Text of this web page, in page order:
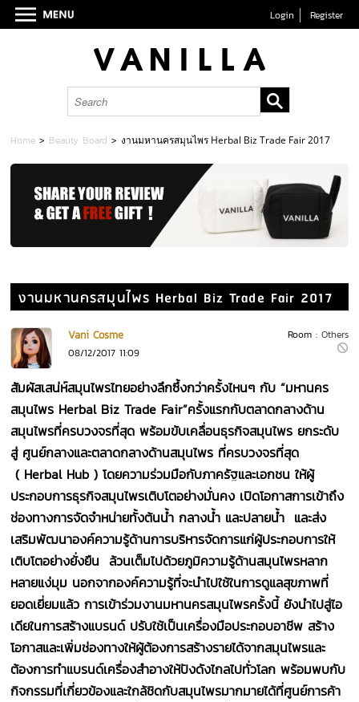
Login Register
Home > Beauty Board > งานมหานครสมุนไพร Herbal Biz Trade Fair 2017
งานมหานครสมุนไพร Herbal Biz Trade Fair 2017
Room : Others
Vani Cosme
08/12/2017 11:09
สัมผัสเสน่ห์สมุนไพรไทยอย่างลึกซึ้งกว่าครั้งไหนๆ กับ “มหานคร
สมุนไพร Herbal Biz Trade Fair”ครั้งแรกกับตลาดกลางด้าน
สมุนไพรที่ครบวงจรที่สุด พร้อมขับเคลื่อนธุรกิจสมุนไพร ยกระดับ
สู่ ศูนย์กลางและตลาดกลางด้านสมุนไพร ที่ครบวงจรที่สุด
( Herbal Hub)โดยความร่วมมือกับภาครัฐและเอกชน ให้ผู้
ประกอบการธุรกิจสมุนไพรเติบโตอย่างมั่นคง เปิดโอกาสการเข้าถึง
ช่องทางการจัดจำหน่ายทั้งต้นน้ำ กลางน้ำ และปลายน้ำ และส่ง
เสริมพัฒนาองค์ความรู้ด้านการบริหารจัดการแก่ผู้ประกอบการให้
เติบโตอย่างยั่งยืน ล้วนเต็มไปด้วยภูมิความรู้ด้านสมุนไพรหลาก
หลายแง่มุม นอกจากองค์ความรู้ที่จะนำไปใช้ในการดูแลสุขภาพที่
ยอดเยี่ยมแล้ว การเข้าร่วมงานมหานครสมุนไพรครั้งนี้ ยังนำไปสู่ไอ
เดียในการสร้างแบรนด์ ปรับใช้เป็นเครื่องมือประกอบอาชีพ สร้าง
โอกาสและเพิ่มช่องทางให้ผู้ต้องการสร้างรายได้จากสมุนไพรและ
ต้องการทำแบรนด์เครื่องสำอางให้ปังดังไกลไปทั่วโลกพร้อมพบกับ
กิจกรรมที่เกี่ยวข้องและใกล้ชิดกับสมุนไพรมากมายได้ที่ศูนย์การค้า